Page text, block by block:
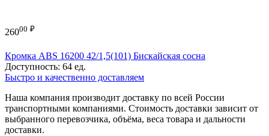
26000 ₽
Кромка ABS 16200 42/1,5(101) Бискайская сосна
Доступность: 64 ед.
Быстро и качественно доставляем
Наша компания производит доставку по всей России
транспортными компаниями. Стоимость доставки зависит от
выбранного перевозчика, объёма, веса товара и дальности
доставки.